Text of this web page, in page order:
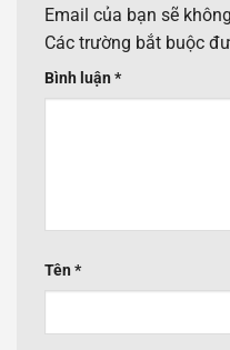
Email của bạn sẽ
Các trường bắt buộc
Bình luận *
Tên *